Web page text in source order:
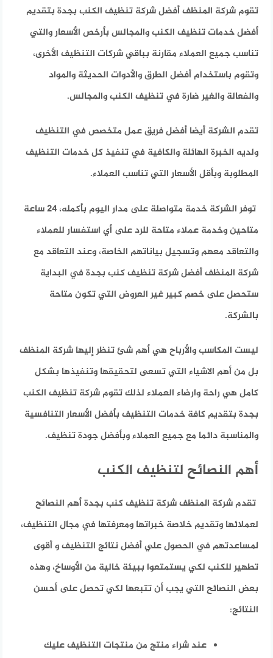
تقوم شركة المنظف أفضل شركة تنظيف الكنب بجدة بتقديم
أفضل خدمات تنظيف الكنب والمجالس بأرخص الأسعار والتي
تناسب جميع العملاء مقارنة بباقي شركات التنظيف الأخرى،
وتقوم باستخدام أفضل الطرق والأدوات الحديثة والمواد
والفعالة والغير ضارة في تنظيف الكنب والمجالس.
تقدم الشركة أيضا أفضل فريق عمل متخصص في التنظيف
ولديه الخبرة الهائلة والكافية في تنفيذ كل خدمات التنظيف
المطلوبة وبأقل الأسعار التي تناسب العملاء.
توفر الشركة خدمة متواصلة على مدار اليوم بأكمله، 24 ساعة
متاحين وخدمة عملاء متاحة للرد على أي استفسار للعملاء
والتعاقد معهم وتسجيل بياناتهم الخاصة، وعند التعاقد مع
شركة المنظف أفضل شركة تنظيف كنب بجدة في البداية
ستحصل على خصم كبير غير العروض التي تكون متاحة
بالشركة.
ليست المكاسب والأرباح هي أهم شئ تنظر إليها شركة المنظف
بل من أهم الاشياء التي تسعى لتحقيقها وتنفيذها بشكل
كامل هي راحة وارضاء العملاء لذلك تقوم شركة تنظيف الكنب
بجدة بتقديم كافة خدمات التنظيف بأفضل الأسعار التنافسية
والمناسبة دائما مع جميع العملاء وبأفضل جودة تنظيف.
أهم النصائح لتنظيف الكنب
تقدم شركة المنظف شركة تنظيف كنب بجدة أهم النصائح
لعملائها وتقديم خلاصة خبراتها ومعرفتها في مجال التنظيف،
لمساعدتهم في الحصول علي أفضل نتائج التنظيف و أقوى
تطهير للكنب لكي يستمتعوا ببيئة خالية من الأوساخ، وهذه
بعض النصائح التي يجب أن تتبعها لكي تحصل على أحسن
النتائج:
عند شراء منتج من منتجات التنظيف عليك